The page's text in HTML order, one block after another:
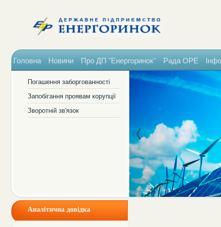
Головна Новини Про ДП "Енергоринок" Рада ОРЕ
Погашення заборгованності
Запобігання проявам корупції
Зворотній зв'язок
Аналітична довідка